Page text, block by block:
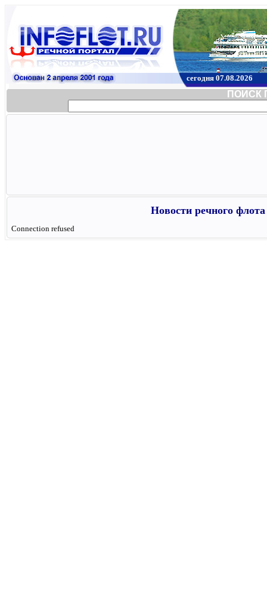
сегодня 07.08.2026
ПОИСК
Новости речного
Connection refused